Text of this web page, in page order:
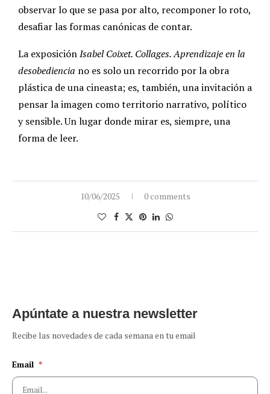
observar lo que se pasa por alto, recomponer lo roto,
desafiar las formas canónicas de contar.
La exposiciónIsabel Coixet. Collages. Aprendizaje en la
desobediencia no es solo un recorrido por la obra
plástica de una cineasta; es, también, una invitación a
pensar la imagen como territorio narrativo, político
y sensible. Un lugar donde mirar es, siempre, una
forma de leer.
10/06/2025 0 comments
Apúntate a nuestra newsletter
Recibe las novedades de cada semana en tu email
Email *